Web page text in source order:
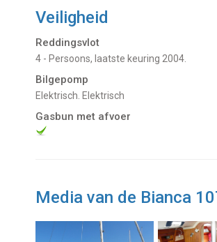
Veiligheid
Reddingsvlot
4 - Persoons, laatste keuring 2004.
Bilgepomp
Elektrisch. Elektrisch
Gasbun met afvoer
Media van de Bianca